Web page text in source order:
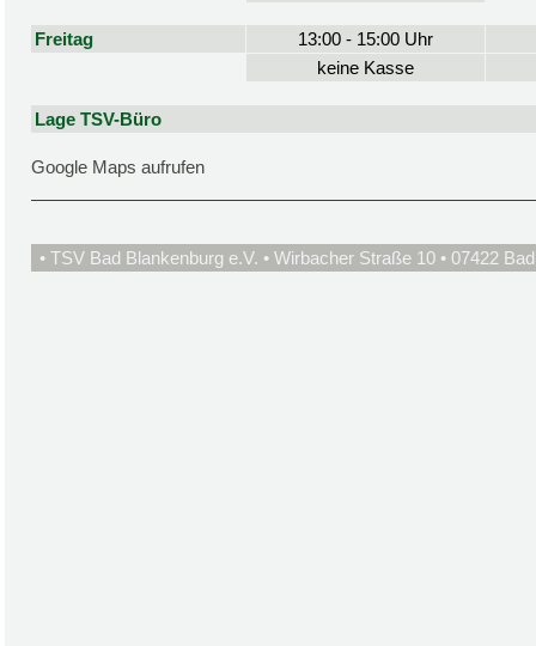
Freitag
13:00 - 15:00 Uhr
keine Kasse
Lage TSV-Büro
Google Maps aufrufen
• TSV Bad Blankenburg e.V. • Wirbacher Straße 10 • 07422